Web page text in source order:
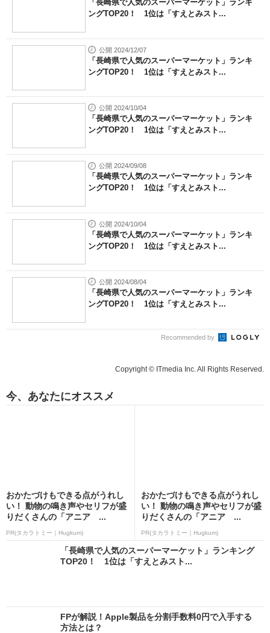
「長崎県で人気のスーパーマーケット」ランキ
ングTOP20！ 1位は「すえとみスト...
公開 2024/12/07
「長崎県で人気のスーパーマーケット」ランキ
ングTOP20！ 1位は「すえとみスト...
公開 2024/10/04
「長崎県で人気のスーパーマーケット」ランキ
ングTOP20！ 1位は「すえとみスト...
公開 2024/09/08
「長崎県で人気のスーパーマーケット」ランキ
ングTOP20！ 1位は「すえとみスト...
公開 2024/10/04
「長崎県で人気のスーパーマーケット」ランキ
ングTOP20！ 1位は「すえとみスト...
公開 2024/08/04
「長崎県で人気のスーパーマーケット」ランキ
ングTOP20！ 1位は「すえとみスト...
Recommended by
Copyright © ITmedia Inc. All Rights Reserved.
今、あなたにオススメ
おかたづけもできる点がうれし
い！ 動物の鳴き声やセリフが盛
りだくさんの「アニア ...
PR(タカラトミー｜Hugkum)
おかたづけもできる点がうれし
い！ 動物の鳴き声やセリフが盛
りだくさんの「アニア ...
PR(タカラトミー｜Hugkum)
「長崎県で人気のスーパーマーケット」ランキング
TOP20！ 1位は「すえとみスト...
FPが解説！Apple製品を分割手数料0円で入手する
方法とは？